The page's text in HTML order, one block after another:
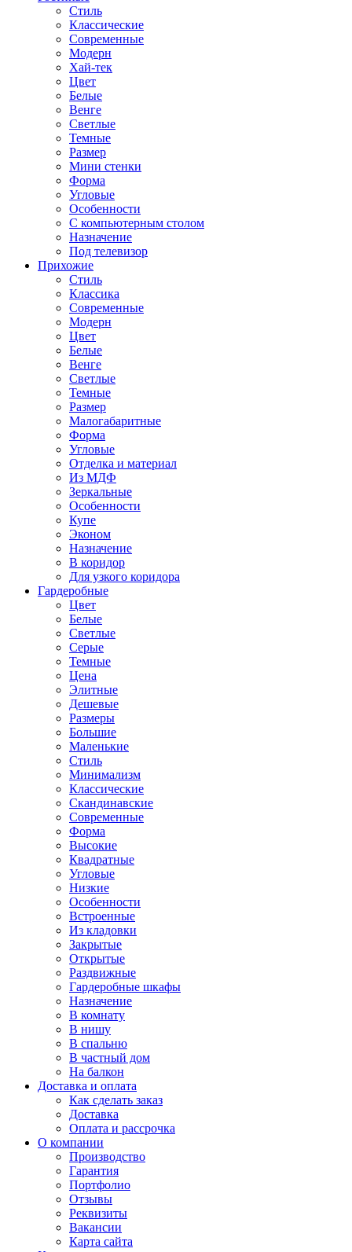
Стиль
Классические
Современные
Модерн
Хай-тек
Цвет
Белые
Венге
Светлые
Темные
Размер
Мини стенки
Форма
Угловые
Особенности
С компьютерным столом
Назначение
Под телевизор
Прихожие
Стиль
Классика
Современные
Модерн
Цвет
Белые
Венге
Светлые
Темные
Размер
Малогабаритные
Форма
Угловые
Отделка и материал
Из МДФ
Зеркальные
Особенности
Купе
Эконом
Назначение
В коридор
Для узкого коридора
Гардеробные
Цвет
Белые
Светлые
Серые
Темные
Цена
Элитные
Дешевые
Размеры
Большие
Маленькие
Стиль
Минимализм
Классические
Скандинавские
Современные
Форма
Высокие
Квадратные
Угловые
Низкие
Особенности
Встроенные
Из кладовки
Закрытые
Открытые
Раздвижные
Гардеробные шкафы
Назначение
В комнату
В нишу
В спальню
В частный дом
На балкон
Доставка и оплата
Как сделать заказ
Доставка
Оплата и рассрочка
О компании
Производство
Гарантия
Портфолио
Отзывы
Реквизиты
Вакансии
Карта сайта